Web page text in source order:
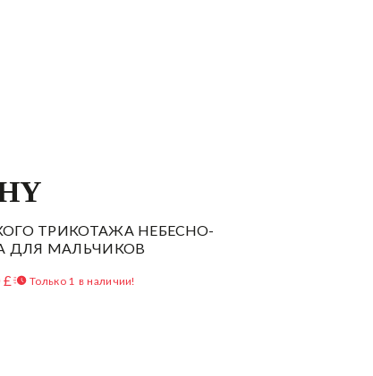
ТРИКОТАЖА НЕБЕСНО-
ДЛЯ МАЛЬЧИКОВ
£ Только 1 в наличии!